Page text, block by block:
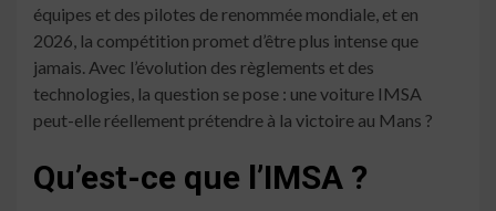
équipes et des pilotes de renommée mondiale, et en
2026, la compétition promet d’être plus intense que
jamais. Avec l’évolution des règlements et des
technologies, la question se pose : une voiture IMSA
peut-elle réellement prétendre à la victoire au Mans ?
Qu’est-ce que l’IMSA ?